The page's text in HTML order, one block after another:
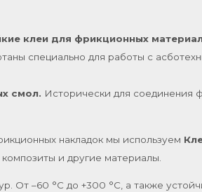
клеи для фрикционных
специально для работы с
смол. Исторически для соединения
накладок мы используем
и другие материалы.
От –60 °C до +300 °C, а также